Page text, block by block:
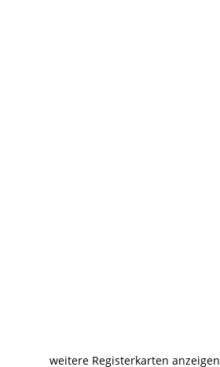
weitere Registerkarten anzeigen